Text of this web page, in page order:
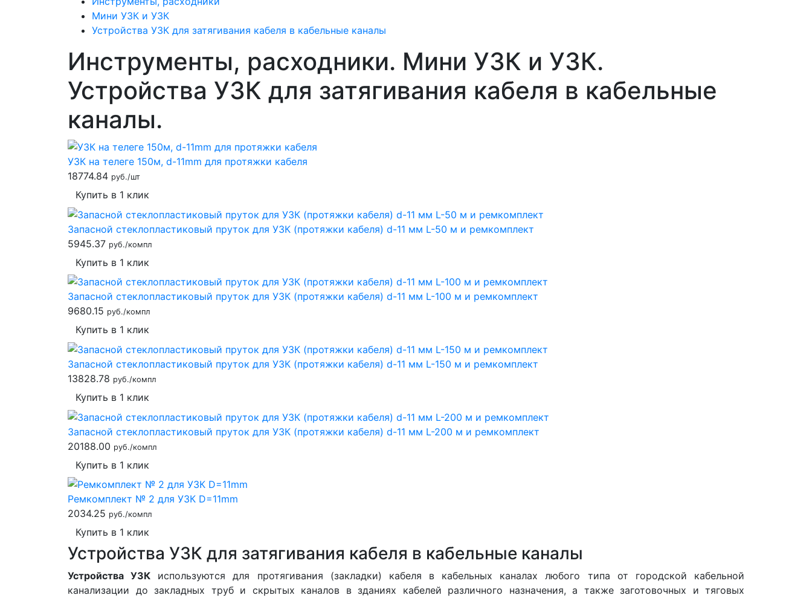
Мини УЗК и УЗК
Устройства УЗК для затягивания кабеля в кабельные каналы
Инструменты, расходники. Мини УЗК и УЗК.
Устройства УЗК для затягивания кабеля в кабельные
каналы.
УЗК на телеге 150м, d-11mm для протяжки кабеля
18774.84 руб./шт
Купить в 1 клик
Запасной стеклопластиковый пруток для УЗК (протяжки кабеля) d-11 мм L-50 м и ремкомплект
5945.37 руб./компл
Купить в 1 клик
Запасной стеклопластиковый пруток для УЗК (протяжки кабеля) d-11 мм L-100 м и ремкомплект
9680.15 руб./компл
Купить в 1 клик
Запасной стеклопластиковый пруток для УЗК (протяжки кабеля) d-11 мм L-150 м и ремкомплект
13828.78 руб./компл
Купить в 1 клик
Запасной стеклопластиковый пруток для УЗК (протяжки кабеля) d-11 мм L-200 м и ремкомплект
20188.00 руб./компл
Купить в 1 клик
Ремкомплект № 2 для УЗК D=11mm
2034.25 руб./компл
Купить в 1 клик
Устройства УЗК для затягивания кабеля в кабельные каналы
Устройства УЗК используются для протягивания (закладки) кабеля в кабельных каналах любого типа от городской кабельной
канализации до закладных труб и скрытых каналов в зданиях кабелей различного назначения, а также заготовочных и тяговых